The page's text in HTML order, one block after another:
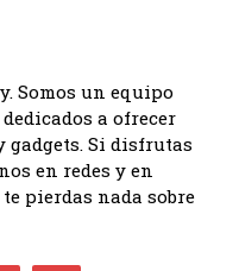
Somos un equipo
a ofrecer
Si disfrutas
en redes y en
te pierdas nada sobre